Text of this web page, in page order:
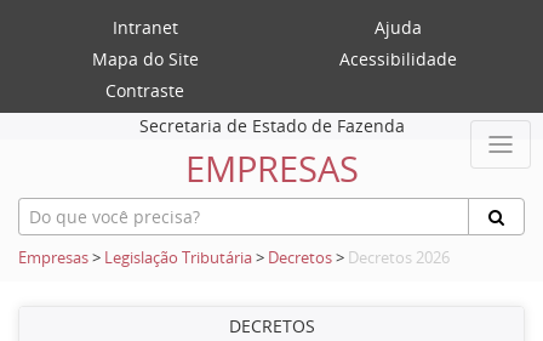
Intranet
Ajuda
Mapa do Site
Acessibilidade
Contraste
Secretaria de Estado de Fazenda
EMPRESAS
Empresas> Legislação Tributária> Decretos> Decretos 2026
DECRETOS